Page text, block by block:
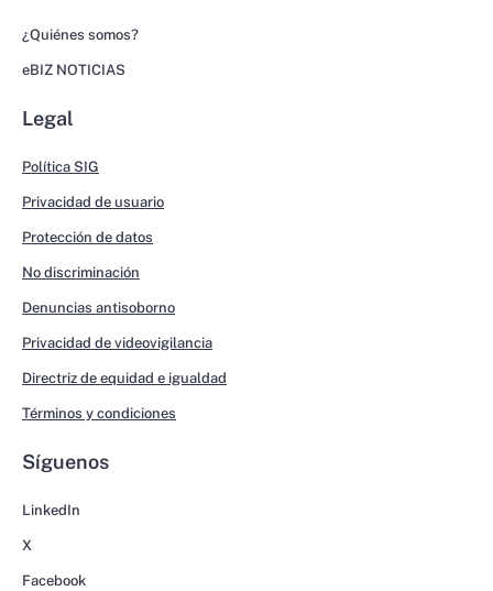
¿Quiénes somos?
eBIZ NOTICIAS
Legal
Política SIG
Privacidad de usuario
Protección de datos
No discriminación
Denuncias antisoborno
Privacidad de videovigilancia
Directriz de equidad e igualdad
Términos y condiciones
Síguenos
LinkedIn
X
Facebook